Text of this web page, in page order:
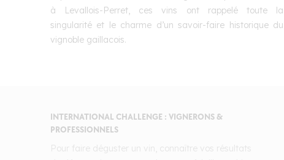
à Levallois-Perret, ces vins ont rappelé toute la
singularité et le charme d’un savoir-faire historique du
vignoble gaillacois.
INTERNATIONAL CHALLENGE : VIGNERONS &
PROFESSIONNELS